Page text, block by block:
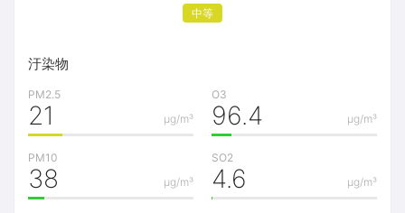
中等
汙染物
PM2.5
μg/m³
21
O3
μg/m³
96.4
PM10
μg/m³
38
SO2
μg/m³
4.6